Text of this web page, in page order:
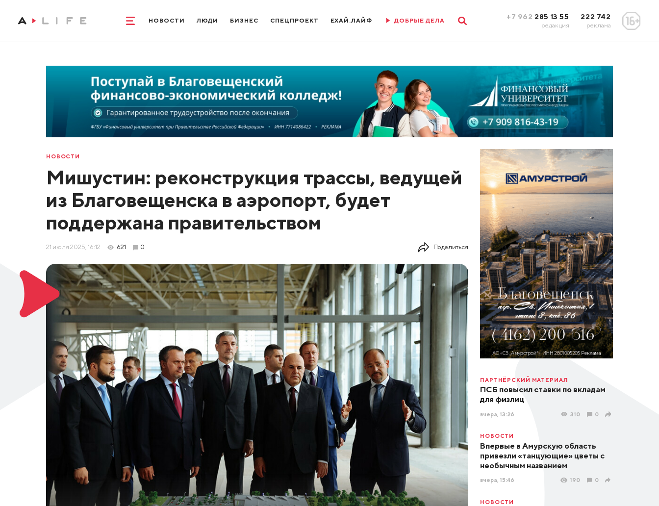
НОВОСТИ ЛЮДИ БИЗНЕС СПЕЦПРОЕКТ ЕХАЙ.ЛАЙФ ДОБРЫЕ ДЕЛА +7 962 285 13 55
редакция
222 742
реклама
НОВОСТИ
Мишустин: реконструкция трассы, ведущей
из Благовещенска в аэропорт, будет
поддержана правительством
21 июля 2025, 16:12 621 0 Поделиться
ПАРТНЁРСКИЙ МАТЕРИАЛ
ПСБ повысил ставки по вкладам
для физлиц
вчера, 13:26 310 0
НОВОСТИ
Впервые в Амурскую область
привезли «танцующие» цветы с
необычным названием
вчера, 15:46 190 0
НОВОСТИ